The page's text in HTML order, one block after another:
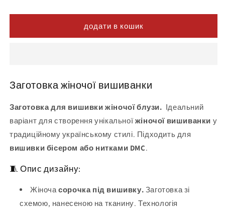
додати в кошик
Заготовка жіночої вишиванки
Заготовка для вишивки жіночої блузи. Ідеальний
варіант для створення унікальної жіночої вишиванки у
традиційному українському стилі. Підходить для
вишивки бісером або нитками DMC.
🧵 Опис дизайну:
Жіночасорочка під вишивку. Заготовка зі
схемою, нанесеною на тканину. Технологія